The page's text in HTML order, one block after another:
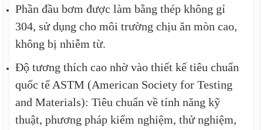
Phần đầu bơm được làm bằng thép không gỉ
304, sử dụng cho môi trường chịu ăn mòn cao,
không bị nhiễm từ.
Độ tương thích cao nhờ vào thiết kế tiêu chuẩn
quốc tế ASTM (American Society for Testing
and Materials): Tiêu chuẩn về tính năng kỹ
thuật, phương pháp kiểm nghiệm, thử nghiệm,